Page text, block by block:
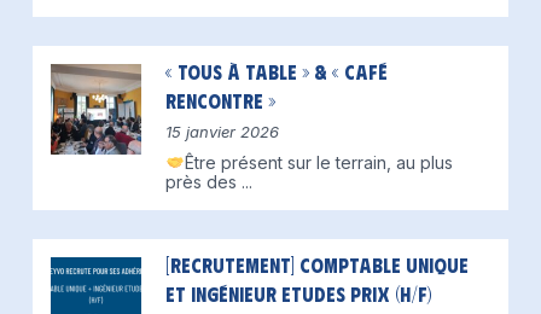
« Tous à table » & « Café
Rencontre »
15 janvier 2026
Être présent sur le terrain, au plus
près des ...
[Recrutement] Comptable unique
et Ingénieur Etudes Prix (H/F)